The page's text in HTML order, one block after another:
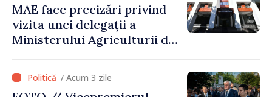
MAE face precizări privind
vizita unei delegații a
Ministerului Agriculturii din
/ Acum 3 zile